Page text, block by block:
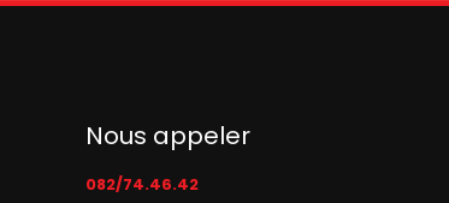
Nous appeler
082/74.46.42